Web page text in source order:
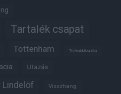
Tartalék csapat
Tottenham Trófeabibliográfia
Utazás
Lindelöf Visszhang